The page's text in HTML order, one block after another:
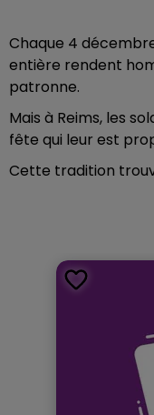
Chaque 4
entière rendent
patronne.
Mais à Reims, les
fête qui leur est
Cette tradition